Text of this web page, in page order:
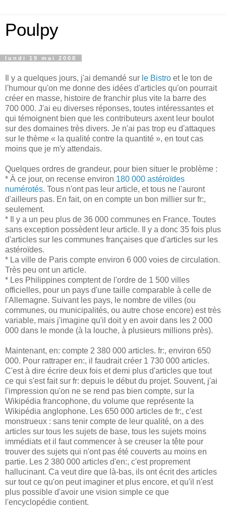
Poulpy
lundi 19 mai 2008
Il y a quelques jours, j'ai demandé sur le Bistro et le ton de
l'humour qu'on me donne des idées d'articles qu'on pourrait
créer en masse, histoire de franchir plus vite la barre des
700 000. J'ai eu diverses réponses, toutes intéressantes et
qui témoignent bien que les contributeurs axent leur boulot
sur des domaines très divers. Je n'ai pas trop eu d'attaques
sur le thème « la qualité contre la quantité », en tout cas
moins que je m'y attendais.
Quelques ordres de grandeur, pour bien situer le problème :
* À ce jour, on recense environ 180 000 astéroïdes
numérotés. Tous n'ont pas leur article, et tous ne l'auront
d'ailleurs pas. En fait, on en compte un bon millier sur fr:,
seulement.
* Il y a un peu plus de 36 000 communes en France. Toutes
sans exception possèdent leur article. Il y a donc 35 fois plus
d'articles sur les communes françaises que d'articles sur les
astéroïdes.
* La ville de Paris compte environ 6 000 voies de circulation.
Très peu ont un article.
* Les Philippines comptent de l'ordre de 1 500 villes
officielles, pour un pays d'une taille comparable à celle de
l'Allemagne. Suivant les pays, le nombre de villes (ou
communes, ou municipalités, ou autre chose encore) est très
variable, mais j'imagine qu'il doit y en avoir dans les 2 000
000 dans le monde (à la louche, à plusieurs millions près).
Maintenant, en: compte 2 380 000 articles. fr:, environ 650
000. Pour rattraper en:, il faudrait créer 1 730 000 articles.
C'est à dire écrire deux fois et demi plus d'articles que tout
ce qui s'est fait sur fr: depuis le début du projet. Souvent, j'ai
l'impression qu'on ne se rend pas bien compte, sur la
Wikipédia francophone, du volume que représente la
Wikipédia anglophone. Les 650 000 articles de fr:, c'est
monstrueux : sans tenir compte de leur qualité, on a des
articles sur tous les sujets de base, tous les sujets moins
immédiats et il faut commencer à se creuser la tête pour
trouver des sujets qui n'ont pas été couverts au moins en
partie. Les 2 380 000 articles d'en:, c'est proprement
hallucinant. Ca veut dire que là-bas, ils ont écrit des articles
sur tout ce qu'on peut imaginer et plus encore, et qu'il n'est
plus possible d'avoir une vision simple ce que
l'encyclopédie contient.